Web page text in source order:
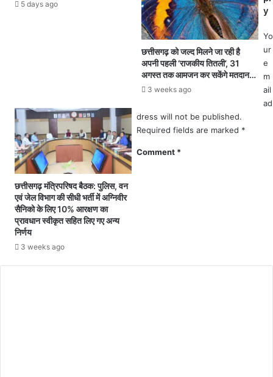
श्री
कि
या
स
म्मा
नि
नि
रा
ज
मा
क्र
मां
क
4
3
का
नि
5 days ago
छत्तीसगढ़ को जल्द मिलने जा रही है
अपनी पहली ‘राजकीय तितली’, 31
अगस्त तक आमजन कर सकेंगे मतदान…
3 weeks ago
छत्तीसगढ़ मंत्रिपरिषद बैठक: पुलिस, वन
एवं जेल विभाग की सीधी भर्ती में अग्निवीर
सैनिको के लिए 10% आरक्षण का
प्रावधान स्वीकृत सहित लिए गए अन्य
निर्णय
3 weeks ago
y
Yo
ur
e
m
ail
ad
dress will not be published.
Required fields are marked *
Comment *